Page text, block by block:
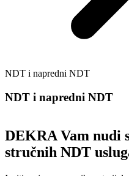
NDT i napredni NDT
NDT i napredni NDT
DEKRA Vam nudi
stručnih NDT